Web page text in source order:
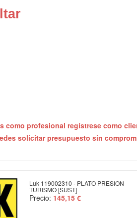
como profesional regístrese como
solicitar presupuesto sin
Luk 119002310 - PLATO PRESION
TURISMO [SUST]
Precio: 145,15 €